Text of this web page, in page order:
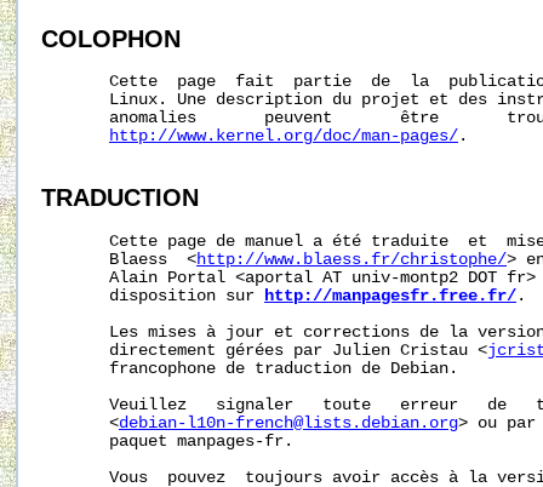
COLOPHON
Cette  page  fait  partie  de  la
Linux. Une description du projet et des
anomalies       peuvent       être
http://www.kernel.org/doc/man-pages/ .
TRADUCTION
Cette page de manuel a été traduite  et
       Blaess  <
http://www.blaess.fr/christophe/>
Alain Portal <aportal AT univ-montp2 DOT
       disposition sur
http://manpagesfr.free.fr/ .
Les mises à jour et corrections de la
       directement gérées par Julien Cristau <
       francophone de traduction de Debian.
Veuillez   signaler   toute   erreur   de
       <
debian-l10n-french@lists.debian.org> ou par
       paquet manpages-fr.
Vous  pouvez  toujours avoir accès à la